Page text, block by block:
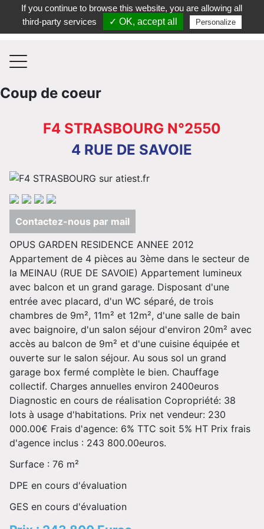
Contactez-nous au 03 88 35 35 36
Coup de coeur
F4 STRASBOURG N°2550
4 RUE DE SAVOIE
Contactez-nous par mail
OPUS GARDEN RESIDENCE ANNEE 2012
Appartement de 4 pièces au 3ème dans le secteur de
la MEINAU (RUE DE SAVOIE) Appartement lumineux
avec balcon et un grand garage. Disposant d'une
entrée avec placard, d'un WC séparé, de trois
chambres de 9m², 11m² et 12m², d'une salle de bain
avec baignoire, d'un salon séjour d'environ 20m² avec
accès au balcon de 9m² et d'une cuisine équipée et
ouverte sur le salon séjour. Au sous sol un grand
garage box fermé complète le bien. Chauffage
collectif. Charges annuelles environ 2400euros
Diagnostic en cours de réalisation Copropriété: 38
lots à usage d'habitations. Prix net vendeur: 230
000.00€ Frais d'agence: 6% TTC soit 5% HT Prix frais
d'agence inclus : 243 800.00euros.
Surface : 76 m²
DPE en cours d'évaluation
GES en cours d'évaluation
If you continue to browse this website, you are allowing all
third-party services
✓ OK, accept all Personalize